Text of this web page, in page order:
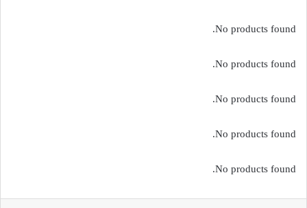
No products found.
No products found.
No products found.
No products found.
No products found.